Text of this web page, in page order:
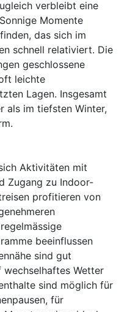
verbleibt eine
Momente
das sich im
schnell relativiert. Die
geschlossene
leichte
Lagen. Insgesamt
als im tiefsten Winter,
Aktivitäten mit
Zugang zu Indoor-
profitieren von
beeinflussen
sind gut
wechselhaftes Wetter
sind möglich für
für